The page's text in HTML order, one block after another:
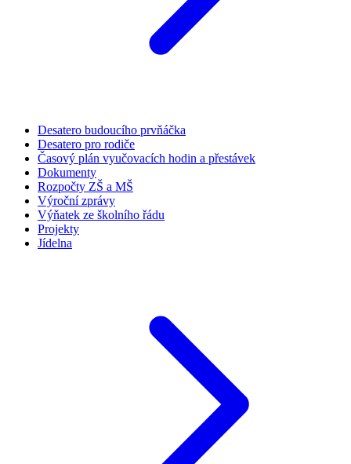
Desatero budoucího prvňáčka
Desatero pro rodiče
Časový plán vyučovacích hodin a přestávek
Dokumenty
Rozpočty ZŠ a MŠ
Výroční zprávy
Výňatek ze školního řádu
Projekty
Jídelna